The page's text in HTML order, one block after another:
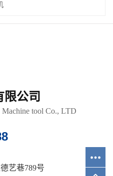
公司
Machine tool Co., LTD
艺巷789号